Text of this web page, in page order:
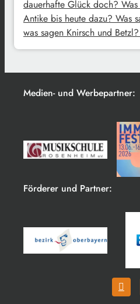
dauerhafte Glück doch?
Antike bis heute dazu? Was
was sagen Knirsch und
Medien- und Werbepartner:
Förderer und Partner: